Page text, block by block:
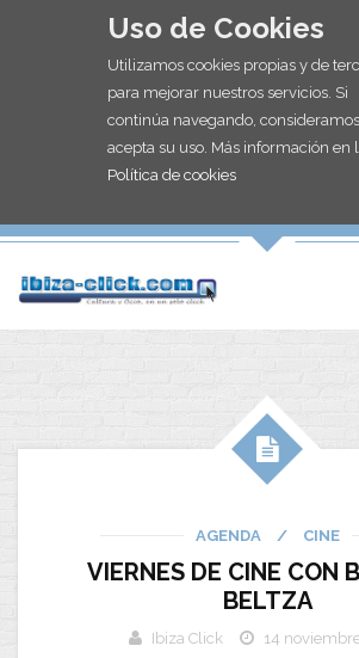
Uso de Cookies
Utilizamos cookies propias y de
para mejorar nuestros servicios. Si
continúa navegando,
acepta su uso. Más información en
Política de cookies
AGENDA / CINE
VIERNES DE CINE CON
BELTZA
Ibiza Click
14